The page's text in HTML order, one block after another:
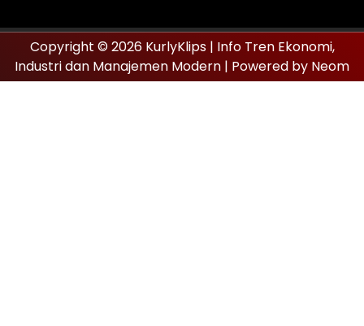
Copyright © 2026 KurlyKlips | Info Tren Ekonomi,
Industri dan Manajemen Modern | Powered by Neom